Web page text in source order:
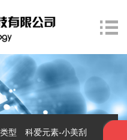
型 科爱元素-小美刮